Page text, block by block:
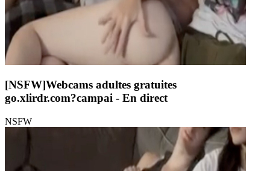
[NSFW]Webcams adultes gratuites
go.xlirdr.com?campai - En direct
NSFW